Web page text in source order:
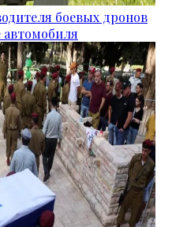
боевых дронов